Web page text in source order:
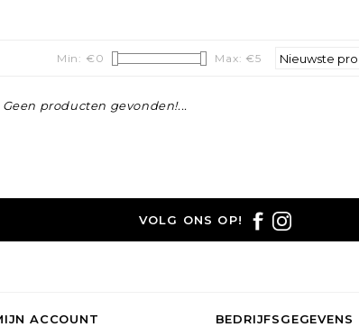
Min: € 0 Max: €5
Geen producten gevonden!...
VOLG ONS OP!
ACCOUNT BEDRIJFSGEGEVENS